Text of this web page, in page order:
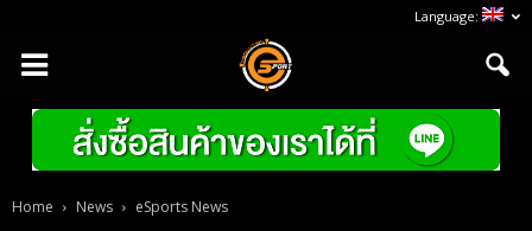
Language:
Home News eSports News